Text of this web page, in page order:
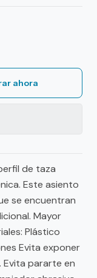
ahora
de taza
Este asiento
se encuentran
Mayor
Plástico
Evita exponer
pararte en